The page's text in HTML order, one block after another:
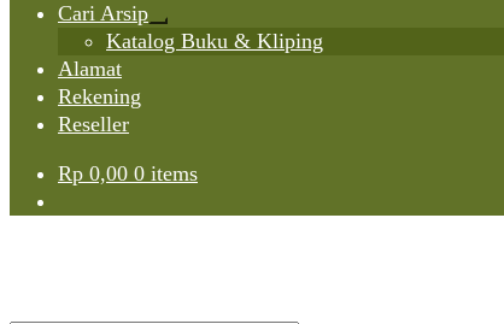
Cari Arsip
Expand
child
Katalog Buku & Kliping
Alamat
Rekening
Reseller
Rp 0,00 0 items